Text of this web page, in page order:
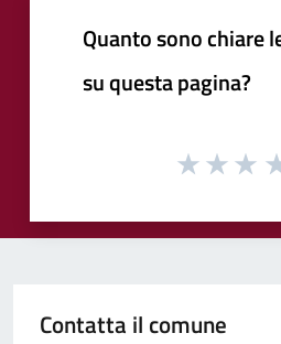
Quanto sono chiare
su questa pagina?
Contatta il comune